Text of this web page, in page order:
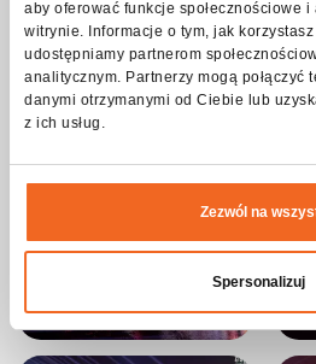
aby oferować funkcje społecznościowe
witrynie. Informacje o tym, jak
udostępniamy partnerom
analitycznym. Partnerzy mogą połączyć
danymi otrzymanymi od Ciebie lub
z ich usług.
Zezwól na
Spersonalizuj